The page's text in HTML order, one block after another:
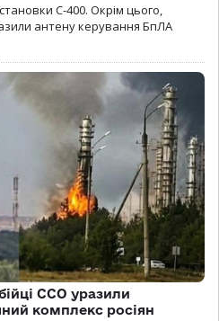
С-400. Окрім цього,
антену керування БпЛА
ССО уразили
комплекс росіян